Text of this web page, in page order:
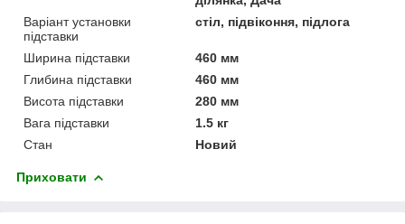
Варіант установки
підставки
стіл, підвіконня, підлога
Ширина підставки
460 мм
Глибина підставки
460 мм
Висота підставки
280 мм
Вага підставки
1.5 кг
Стан
Новий
Приховати